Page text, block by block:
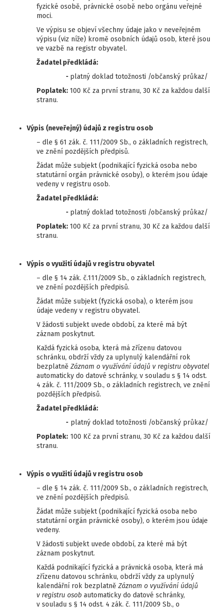
fyzické osobě, právnické osobě nebo orgánu veřejné
moci.
Ve výpisu se objeví všechny údaje jako v neveřejném
výpisu (viz níže) kromě osobních údajů osob, které jsou
ve vazbě na registr obyvatel.
Žadatel předkládá:
- platný doklad totožnosti /občanský průkaz/
Poplatek: 100 Kč za první stranu, 30 Kč za každou další
stranu.
Výpis (neveřejný) údajů z registru osob
– dle § 61 zák. č. 111/2009 Sb., o základních registrech,
ve znění pozdějších předpisů.
Žádat může subjekt (podnikající fyzická osoba nebo
statutární orgán právnické osoby), o kterém jsou údaje
vedeny v registru osob.
Žadatel předkládá:
- platný doklad totožnosti /občanský průkaz/
Poplatek: 100 Kč za první stranu, 30 Kč za každou další
stranu.
Výpis o využití údajů v registru obyvatel
– dle § 14 zák. č.111/2009 Sb., o základních registrech,
ve znění pozdějších předpisů.
Žádat může subjekt (fyzická osoba), o kterém jsou
údaje vedeny v registru obyvatel.
V žádosti subjekt uvede období, za které má být
záznam poskytnut.
Každá fyzická osoba, která má zřízenu datovou
schránku, obdrží vždy za uplynulý kalendářní rok
bezplatně Záznam o využívání údajů v registru obyvatel
automaticky do datové schránky, v souladu s § 14 odst.
4 zák. č. 111/2009 Sb., o základních registrech, ve znění
pozdějších předpisů.
Žadatel předkládá:
- platný doklad totožnosti /občanský průkaz/
Poplatek: 100 Kč za první stranu, 30 Kč za každou další
stranu.
Výpis o využití údajů v registru osob
– dle § 14 zák. č. 111/2009 Sb., o základních registrech,
ve znění pozdějších předpisů.
Žádat může subjekt (podnikající fyzická osoba nebo
statutární orgán právnické osoby), o kterém jsou údaje
vedeny.
V žádosti subjekt uvede období, za které má být
záznam poskytnut.
Každá podnikající fyzická a právnická osoba, která má
zřízenu datovou schránku, obdrží vždy za uplynulý
kalendářní rok bezplatně Záznam o využívání údajů
v registru osob automaticky do datové schránky,
v souladu s § 14 odst. 4 zák. č. 111/2009 Sb., o